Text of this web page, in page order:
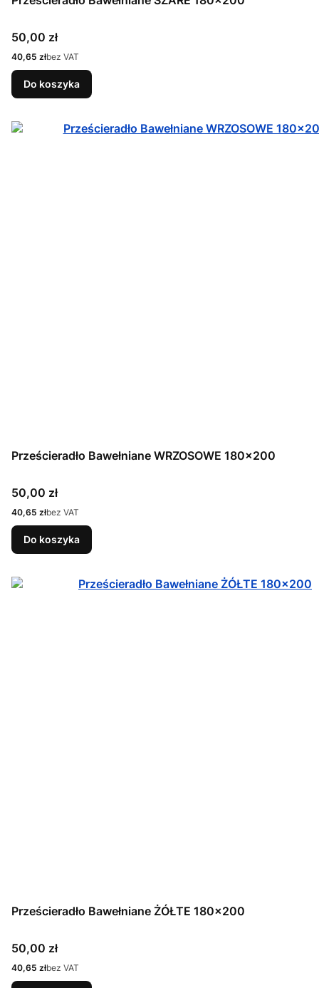
Cena
50,00 zł
Cena
40,65 złbez VAT
Do koszyka
Prześcieradło Bawełniane WRZOSOWE 180x200
Cena
50,00 zł
Cena
40,65 złbez VAT
Do koszyka
Prześcieradło Bawełniane ŻÓŁTE 180x200
Cena
50,00 zł
Cena
40,65 złbez VAT